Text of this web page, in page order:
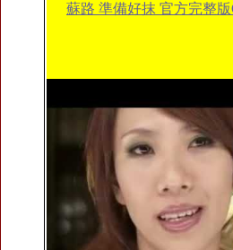
蘇路 準備好抹 官方完整